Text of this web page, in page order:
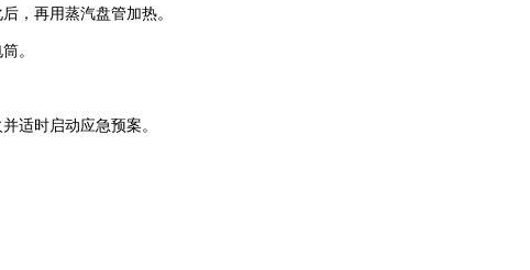
，再用蒸汽盘管加热。
。
适时启动应急预案。